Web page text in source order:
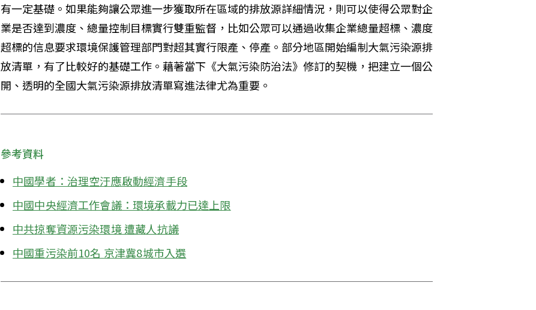
有一定基礎。如果能夠讓公眾進一步獲取所在區域的排放源詳細情況，則可以使得公眾對企
業是否達到濃度、總量控制目標實行雙重監督，比如公眾可以通過收集企業總量超標、濃度
超標的信息要求環境保護管理部門對超其實行限產、停產。部分地區開始編制大氣污染源排
放清單，有了比較好的基礎工作。藉著當下《大氣污染防治法》修訂的契機，把建立一個公
開、透明的全國大氣污染源排放清單寫進法律尤為重要。
參考資料
中國學者：治理空汙應啟動經濟手段
中國中央經濟工作會議：環境承載力已達上限
中共掠奪資源污染環境 遭藏人抗議
中國重污染前10名 京津冀8城市入選